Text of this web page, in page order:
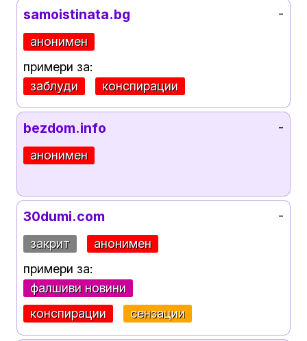
samoistinata.bg
анонимен
примери за:
заблуди
конспирации
-
bezdom.info
анонимен
-
30dumi.com
закрит
анонимен
примери за:
фалшиви новини
конспирации
сензации
-